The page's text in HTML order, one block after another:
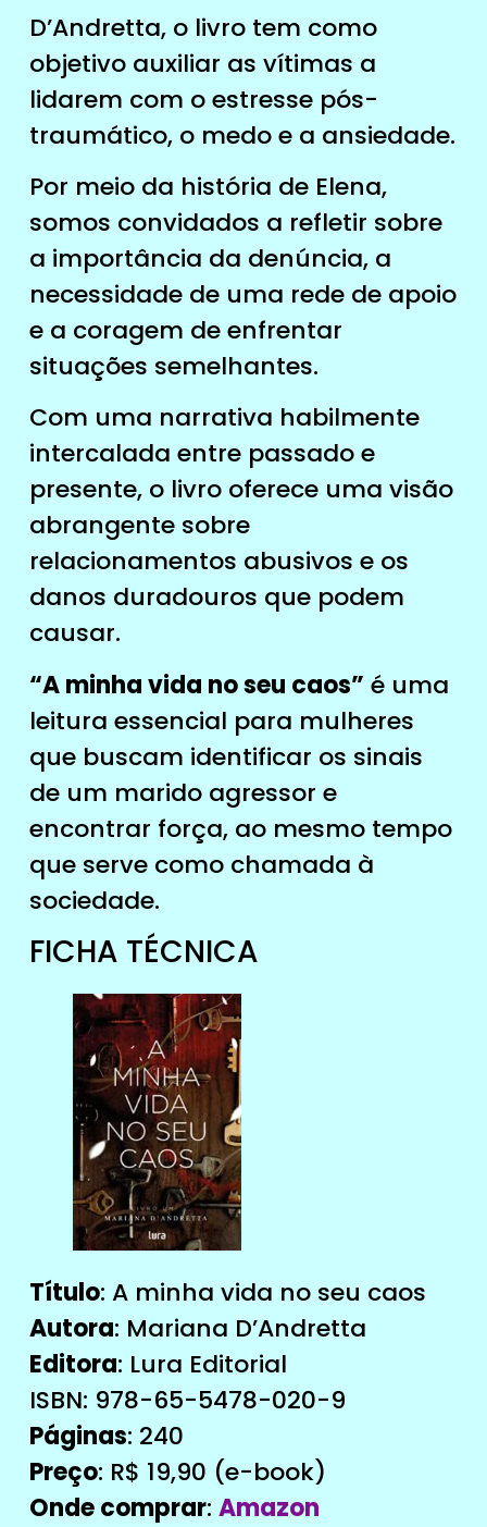
D’Andretta, o livro tem como
objetivo auxiliar as vítimas a
lidarem com o estresse pós-
traumático, o medo e a ansiedade.
Por meio da história de Elena,
somos convidados a refletir sobre
a importância da denúncia, a
necessidade de uma rede de apoio
e a coragem de enfrentar
situações semelhantes.
Com uma narrativa habilmente
intercalada entre passado e
presente, o livro oferece uma visão
abrangente sobre
relacionamentos abusivos e os
danos duradouros que podem
causar.
“A minha vida no seu caos” é uma
leitura essencial para mulheres
que buscam identificar os sinais
de um marido agressor e
encontrar força, ao mesmo tempo
que serve como chamada à
sociedade.
FICHA TÉCNICA
Título: A minha vida no seu caos
Autora: Mariana D’Andretta
Editora: Lura Editorial
ISBN: 978-65-5478-020-9
Páginas: 240
Preço: R$ 19,90 (e-book)
Onde comprar: Amazon